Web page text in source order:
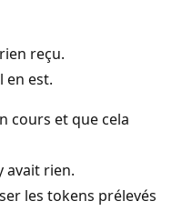
reçu.
en est.
cours et que cela
avait rien.
les tokens prélevés